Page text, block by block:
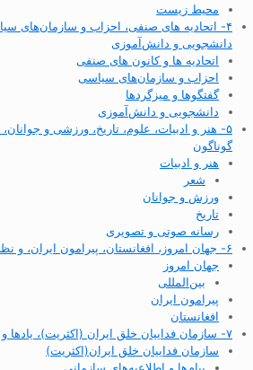
محیط زیست
۴- اتحادیه های صنفی، احزاب و سازمان‌های
دانشجویی و دانش‌آموزی
اتحادیه ها و کانون های صنفی
احزاب و سازمان‌های سیاسی
گفتگوها و میزگردها
دانشجویی و دانش‌آموزی
۵- هنر و ادبیات، علوم، تاریخ، ورزشی و
گوناگون
هنر و ادبیات
شعر
ورزش و جوانان
تاریخ
رسانه صوتی و تصویری
۶- جهان امروز، افغانستان، پیرامون ایران، و نظرات شما
جهان امروز
بین‌المللی
پیرامون ایران
افغانستان
۷- سازمان فداییان خلق ایران (اکثریت)، یادها و خاطره ها، کتابخانه مجازی
سازمان فداییان خلق ایران(اکثریت)